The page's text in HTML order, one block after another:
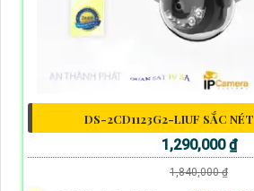
DS-2CD1123G2-LIUF SẮC
1,290,000 ₫
1,840,000 ₫